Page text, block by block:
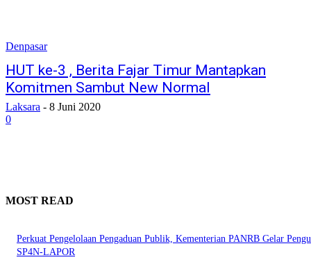
Denpasar
HUT ke-3 , Berita Fajar Timur Mantapkan
Komitmen Sambut New Normal
Laksara - 8 Juni 2020
0
MOST READ
Perkuat Pengelolaan Pengaduan Publik, Kementerian PANRB Gelar
SP4N-LAPOR